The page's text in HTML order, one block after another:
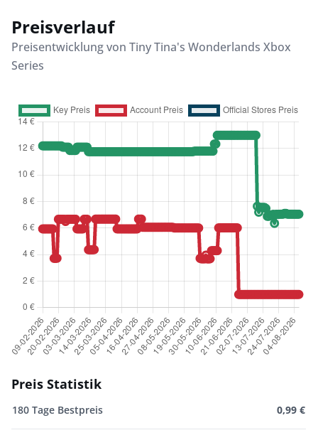
Preisverlauf
Preisentwicklung von Tiny Tina's Wonderlands Xbox
Series
Preis Statistik
180 Tage Bestpreis 0,99 €